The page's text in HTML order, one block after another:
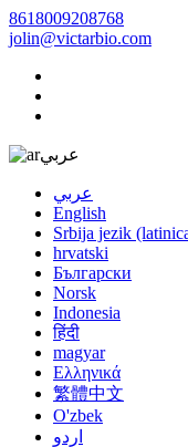
8618009208768
jolin@victarbio.com
عربي
عربي
English
Srbija jezik
hrvatski
Български
Norsk
Indonesia
हिंदी
magyar
Ελληνικά
繁體中文
O'zbek
اردو